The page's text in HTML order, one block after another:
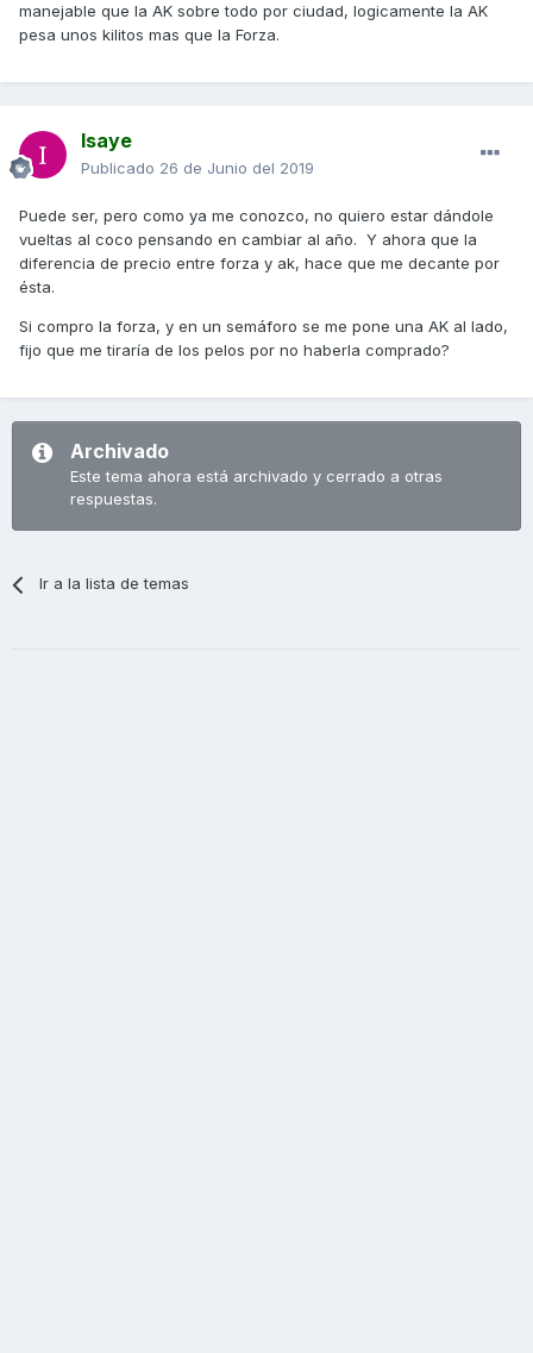
manejable que la AK sobre todo por ciudad, logicamente la AK
pesa unos kilitos mas que la Forza.
Isaye
Publicado 26 de Junio del 2019
Puede ser, pero como ya me conozco, no quiero estar dándole
vueltas al coco pensando en cambiar al año. Y ahora que la
diferencia de precio entre forza y ak, hace que me decante por
ésta.
Si compro la forza, y en un semáforo se me pone una AK al lado,
fijo que me tiraría de los pelos por no haberla comprado?
Archivado
Este tema ahora está archivado y cerrado a otras
respuestas.
Ir a la lista de temas